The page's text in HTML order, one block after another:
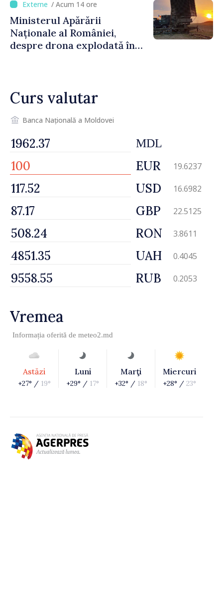
finală
/ Acum 14 ore
Ministerul Apărării
Naționale al României,
despre drona explodată în
Curs valutar
Banca Națională a Moldovei
MDL
EUR 19.6237
USD 16.6982
GBP 22.5125
RON 3.8611
UAH 0.4045
RUB 0.2053
Vremea
Informația oferită de meteo2.md
Astăzi
+27° / 19°
Luni
+29° / 17°
Marţi
+32° / 18°
Miercuri
+28° / 23°